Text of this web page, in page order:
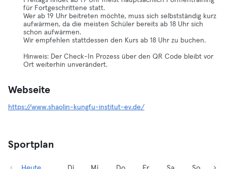
für Fortgeschrittene statt.
Wer ab 19 Uhr beitreten möchte, muss sich selbstständig kurz
aufwärmen, da die meisten Schüler bereits ab 18 Uhr sich
schon aufwärmen.
Wir empfehlen stattdessen den Kurs ab 18 Uhr zu buchen.
Hinweis: Der Check-In Prozess über den QR Code bleibt vor
Ort weiterhin unverändert.
Webseite
https://www.shaolin-kungfu-institut-ev.de/
Sportplan